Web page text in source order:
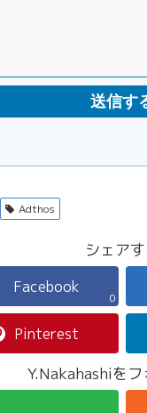
Adthos
シェア
Facebook
0
Pinterest
Y.Nakahashiをフ